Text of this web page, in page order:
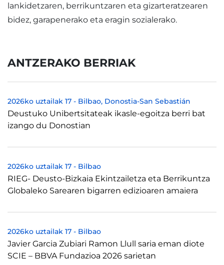
lankidetzaren, berrikuntzaren eta gizarteratzearen
bidez, garapenerako eta eragin sozialerako.
ANTZERAKO BERRIAK
2026ko uztailak 17 - Bilbao Donostia-San Sebastián
Deustuko Unibertsitateak ikasle-egoitza berri bat
izango du Donostian
2026ko uztailak 17 - Bilbao
RIEG- Deusto-Bizkaia Ekintzailetza eta Berrikuntza
Globaleko Sarearen bigarren edizioaren amaiera
2026ko uztailak 17 - Bilbao
Javier Garcia Zubiari Ramon Llull saria eman diote
SCIE – BBVA Fundazioa 2026 sarietan